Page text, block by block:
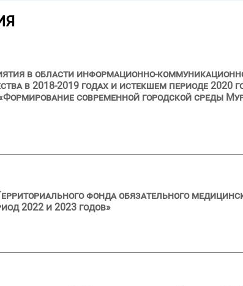
в области информационно-
в 2018-2019 годах и истекшем периоде 2020
современной городской среды
фонда обязательного
2022 и 2023 годов»